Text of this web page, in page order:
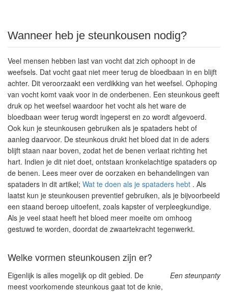
Wanneer heb je steunkousen nodig?
Veel mensen hebben last van vocht dat zich ophoopt in de
weefsels. Dat vocht gaat niet meer terug de bloedbaan in en blijft
achter. Dit veroorzaakt een verdikking van het weefsel. Ophoping
van vocht komt vaak voor in de onderbenen. Een steunkous geeft
druk op het weefsel waardoor het vocht als het ware de
bloedbaan weer terug wordt ingeperst en zo wordt afgevoerd.
Ook kun je steunkousen gebruiken als je spataders hebt of
aanleg daarvoor. De steunkous drukt het bloed dat in de aders
blijft staan naar boven, zodat het de benen verlaat richting het
hart. Indien je dit niet doet, ontstaan kronkelachtige spataders op
de benen. Lees meer over de oorzaken en behandelingen van
spataders in dit artikel; Wat te doen als je spataders hebt . Als
laatst kun je steunkousen preventief gebruiken, als je bijvoorbeeld
een staand beroep uitoefent, zoals kapster of verpleegkundige.
Als je veel staat heeft het bloed meer moeite om omhoog
gestuwd te worden, doordat de zwaartekracht tegenwerkt.
Welke vormen steunkousen zijn er?
Een steunpanty
Eigenlijk is alles mogelijk op dit gebied. De
meest voorkomende steunkous gaat tot de knie,